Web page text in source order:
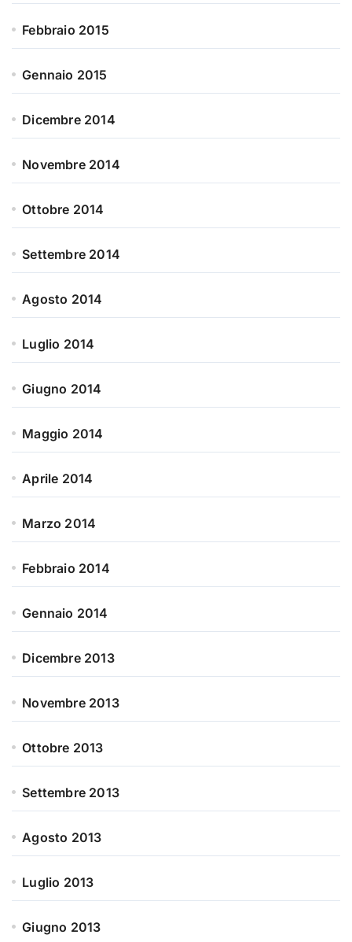
Febbraio 2015
Gennaio 2015
Dicembre 2014
Novembre 2014
Ottobre 2014
Settembre 2014
Agosto 2014
Luglio 2014
Giugno 2014
Maggio 2014
Aprile 2014
Marzo 2014
Febbraio 2014
Gennaio 2014
Dicembre 2013
Novembre 2013
Ottobre 2013
Settembre 2013
Agosto 2013
Luglio 2013
Giugno 2013